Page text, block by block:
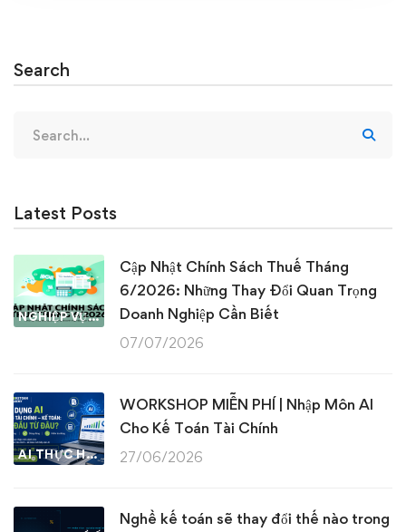
Search
for:
Latest Posts
NGHIỆP VỤ KẾ TOÁN & THUẾ
Cập Nhật Chính Sách Thuế Tháng
6/2026: Những Thay Đổi Quan Trọng
Doanh Nghiệp Cần Biết
07/07/2026
AI THỰC HÀNH
WORKSHOP MIỄN PHÍ | Nhập Môn AI
Cho Kế Toán Tài Chính
27/06/2026
Nghề kế toán sẽ thay đổi thế nào trong